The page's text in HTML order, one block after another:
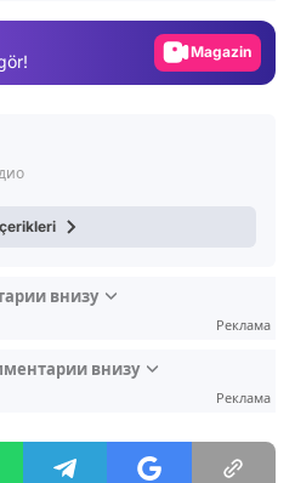
Magazin
внизу
Реклама
внизу
Реклама